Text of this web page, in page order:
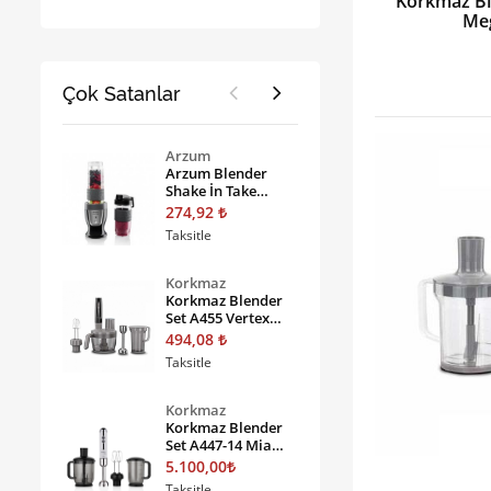
Çok Satanlar
Arzum
Arzum Blender
Shake İn Take
Ar1032 Kırmızı
274,92
Taksitle
Korkmaz
Korkmaz Blender
Set A455 Vertex
Multı Siyah
494,08
Taksitle
Korkmaz
Korkmaz Blender
Set A447-14 Mia
Mega
Vanilya/krom
5.100,00